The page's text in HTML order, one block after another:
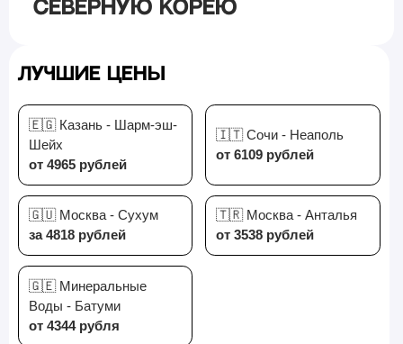
Северную Корею
Лучшие цены
🇪🇬 Казань - Шарм-эш-
Шейх
от 4965 рублей
🇮🇹 Сочи - Неаполь
от 6109 рублей
🇬🇺 Москва - Сухум
за 4818 рублей
🇹🇷 Москва - Анталья
от 3538 рублей
🇬🇪 Минеральные
Воды - Батуми
от 4344 рубля